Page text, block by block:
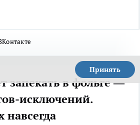
Принять
запекать в фольге —
исключений.
навсегда